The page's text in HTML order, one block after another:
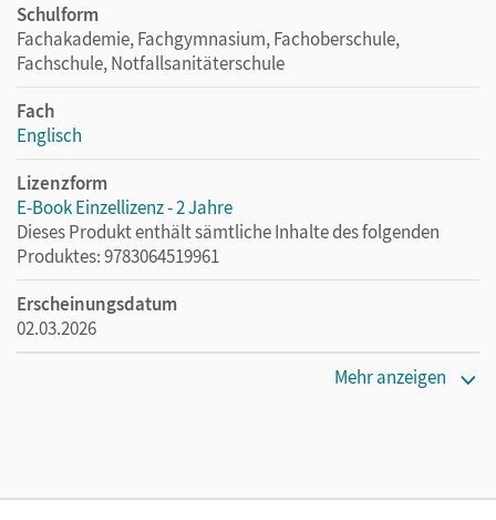
Schulform
Fachakademie, Fachgymnasium, Fachoberschule,
Fachschule, Notfallsanitäterschule
Fach
Englisch
Lizenzform
E-Book Einzellizenz - 2 Jahre
Dieses Produkt enthält sämtliche Inhalte des folgenden
Produktes: 9783064519961
Erscheinungsdatum
02.03.2026
Cornelsen Verlag
Mehr anzeigen